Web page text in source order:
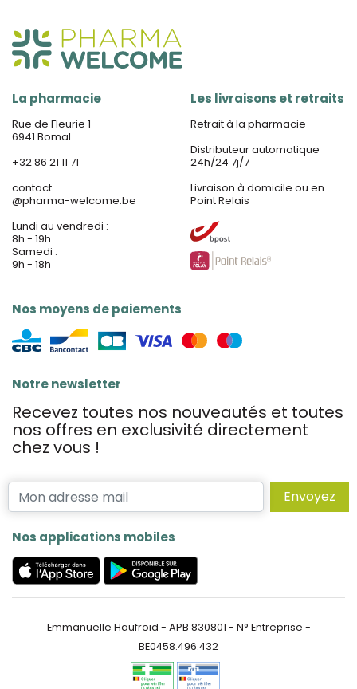
La pharmacie
Rue de Fleurie 1
6941 Bomal
+32 86 21 11 71
contact
@pharma-welcome.be
Lundi au vendredi :
8h - 19h
Samedi :
9h - 18h
Nos moyens de paiements
Les livraisons et retraits
Retrait à la pharmacie
Distributeur automatique
24h/24 7j/7
Livraison à domicile ou en
Point Relais
Notre newsletter
Recevez toutes nos nouveautés et toutes
nos offres en exclusivité directement
chez vous !
Envoyez
Nos applications mobiles
Emmanuelle Haufroid - APB 830801 - N° Entreprise -
BE0458.496.432